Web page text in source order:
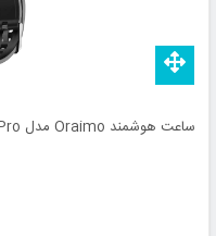
ساعت هوشمند Oraimo مدل Watch Pro - مشکی